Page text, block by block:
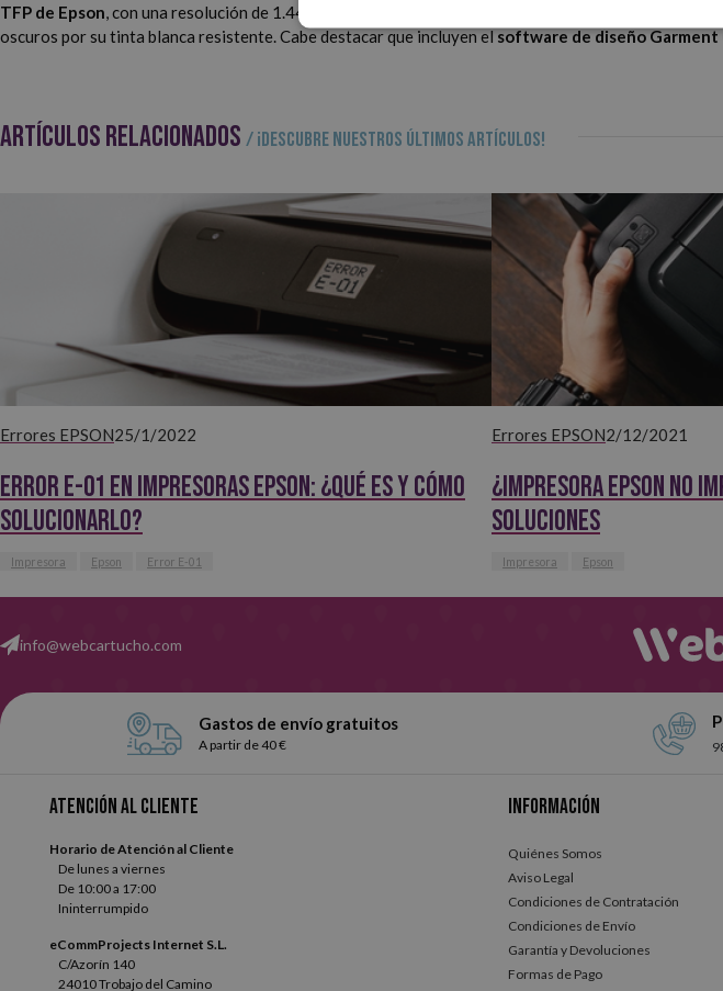
TFP de Epson, con una resolución de 1.440 x 1.440 ppp. Gracias a su amplia gama de colores,
oscuros por su tinta blanca resistente. Cabe destacar que incluyen elsoftware de diseño Garment
ARTÍCULOS RELACIONADOS / ¡Descubre nuestros últimos artículos!
Errores EPSON25/1/2022
Error E-01 en impresoras Epson: ¿qué es y cómo
solucionarlo?
Impresora Epson Error E-01
Errores EPSON2/12/2021
¿Impresora Epson no
Soluciones
Impresora Epson
info@webcartucho.com
Gastos de envío gratuitos
A partir de 40 €
Atención al cliente
Horario de Atención al Cliente
De lunes a viernes
De 10:00 a 17:00
Ininterrumpido
eCommProjects Internet S.L.
C/Azorín 140
24010 Trobajo del Camino
Información
Quiénes Somos
Aviso Legal
Condiciones de Contratación
Condiciones de Envío
Garantía y Devoluciones
Formas de Pago